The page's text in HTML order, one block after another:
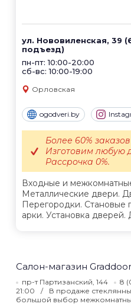
ул. Нововиленская, 39
подъезд)
пн-пт: 10:00-20:00
сб-вс: 10:00-19:00
Орловская
ogodveri.by
Входные и
Металлические двери.
Перегородки.
арки. Установка
Более 60%
Изготовим любую
Рассрочка 0%.
Салон-магазин Graddoor
пр-т Партизанский, 144 8
21:00
В продаже
большой выбор